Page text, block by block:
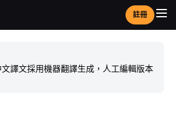
註冊
譯文採用機器翻譯生成，人工編輯版本